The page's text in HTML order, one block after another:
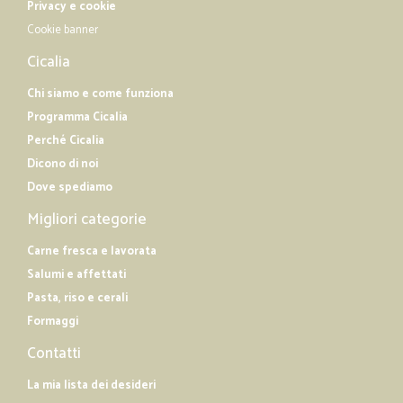
Privacy e cookie
Cookie banner
Cicalia
Chi siamo e come funziona
Programma Cicalia
Perché Cicalia
Dicono di noi
Dove spediamo
Migliori categorie
Carne fresca e lavorata
Salumi e affettati
Pasta, riso e cerali
Formaggi
Contatti
La mia lista dei desideri